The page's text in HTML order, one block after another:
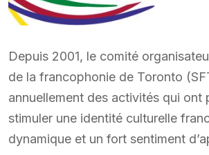
Depuis 2001, le comité
de la francophonie de Toronto
annuellement des activités qui ont
stimuler une identité culturelle
dynamique et un fort sentiment